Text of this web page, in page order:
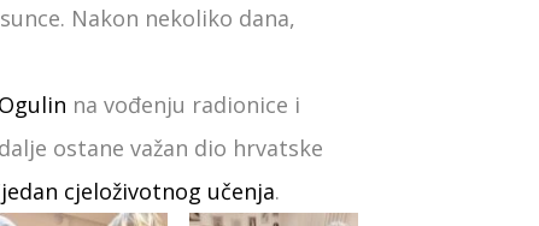
Nakon nekoliko dana,
na vođenju radionice i
ostane važan dio hrvatske
cjeloživotnog učenja.